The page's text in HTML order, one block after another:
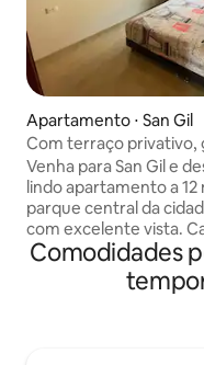
Apartamento ⋅ San Gil
Com terraço privativo,
vista incrível
Venha para San Gil e
lindo apartamento a
parque central da cidade
com excelente vista.
pessoas dormindo
em uma cama queen,
de casal, 1 em uma
Comodidades